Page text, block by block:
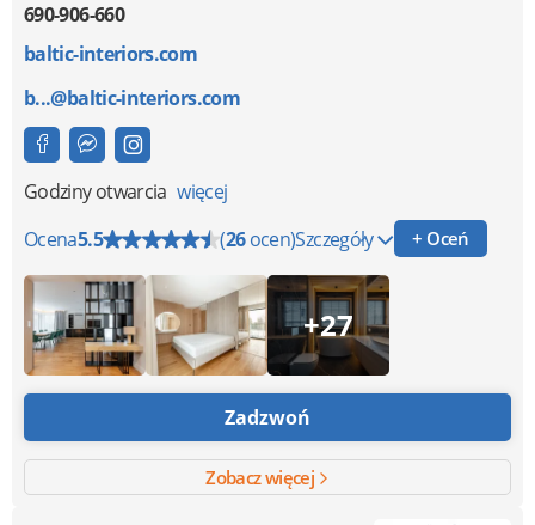
690-906-660
baltic-interiors.com
b...@baltic-interiors.com
Godziny otwarcia więcej
Ocena5.5 (26ocen)Szczegóły + Oceń
+27
Zadzwoń
Zobacz więcej